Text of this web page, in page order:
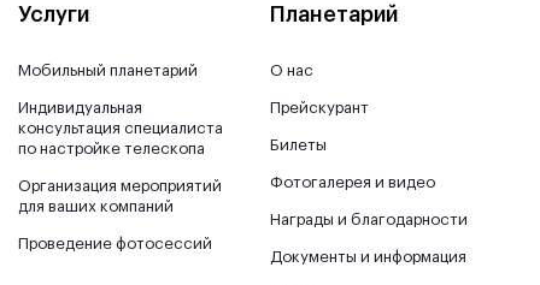
Услуги
Мобильный планетарий
Индивидуальная
консультация специалиста
по настройке телескопа
Организация мероприятий
для ваших компаний
Проведение фотосессий
Планетарий
О нас
Прейскурант
Билеты
Фотогалерея и видео
Награды и благодарности
Документы и информация